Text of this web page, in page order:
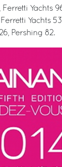
Yachts
Yachts
Pershing 82.